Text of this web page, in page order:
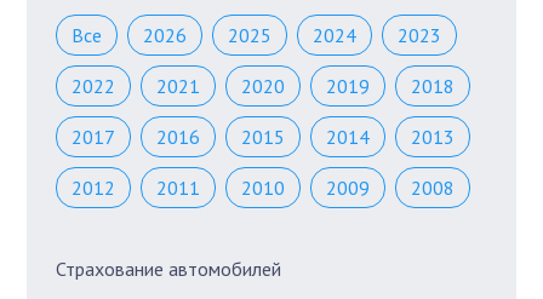
Все 2026 2025 2024 2023
2022 2021 2020 2019 2018
2017 2016 2015 2014 2013
2012 2011 2010 2009 2008
Страхование автомобилей